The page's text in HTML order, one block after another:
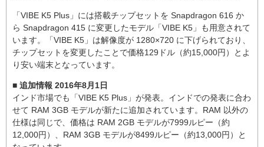
「VIBE K5 Plus」には搭載チップセットを Snapdragon 616 か
ら Snapdragon 415 に変更したモデル「VIBE K5」も用意されて
います。「VIBE K5」は解像度が 1280×720 に下げられており、
チップセットを変更したことで価格129ドル（約15,000円）とよ
り安い端末となっています。
■ 追加情報 2016年8月1日
インド市場でも「VIBE K5 Plus」が発表。インドでの発表に合わ
せて RAM 3GB モデルが新たに追加されています。RAM 以外の
仕様は同じで、価格は RAM 2GB モデルが7999ルピー（約
12,000円）、RAM 3GB モデルが8499ルピー（約13,000円）と